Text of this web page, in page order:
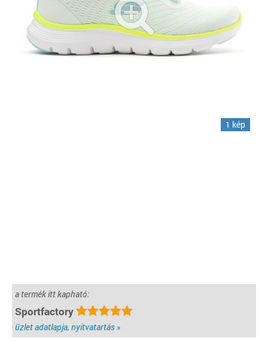
1 kép
a termék itt kapható:
Sportfactory
üzlet adatlapja, nyitvatartás »